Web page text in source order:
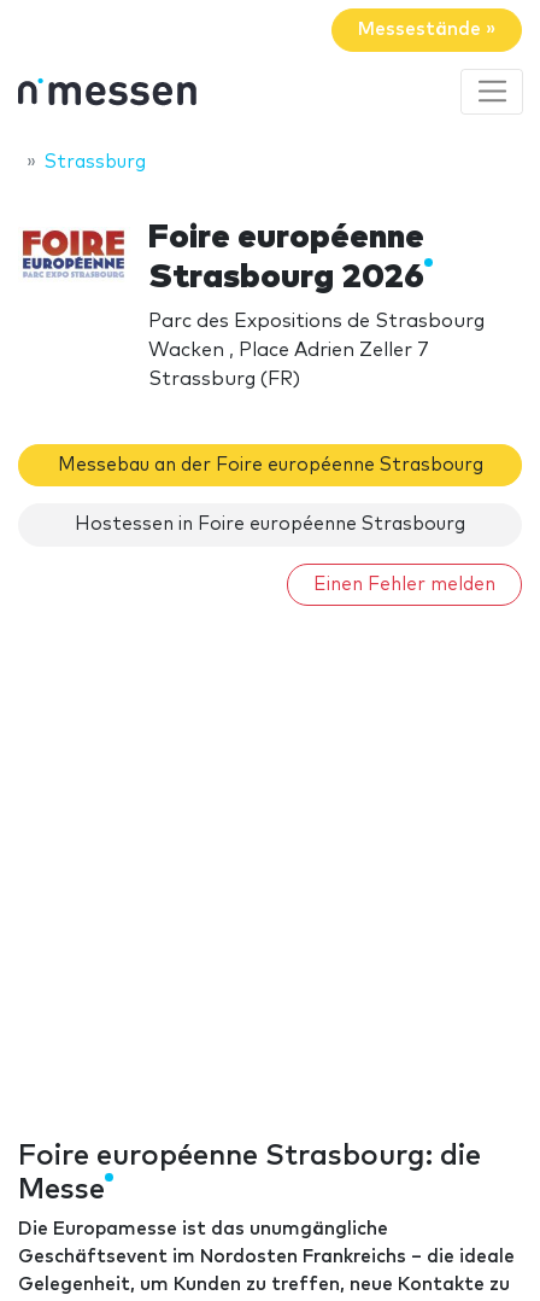
Messestände »
Strassburg
Foire européenne
Strasbourg 2026
Parc des Expositions de Strasbourg
Wacken , Place Adrien Zeller 7
Strassburg (FR)
Messebau an der Foire européenne Strasbourg
Hostessen in Foire européenne Strasbourg
Einen Fehler melden
Foire européenne Strasbourg: die
Messe
Die Europamesse ist das unumgängliche
Geschäftsevent im Nordosten Frankreichs – die ideale
Gelegenheit, um Kunden zu treffen, neue Kontakte zu